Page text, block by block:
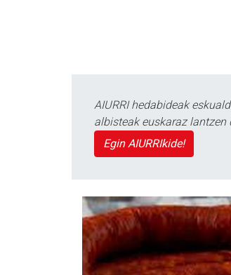
AIURRI hedabideak
albisteak euskaraz
Egin AIURRIkide!